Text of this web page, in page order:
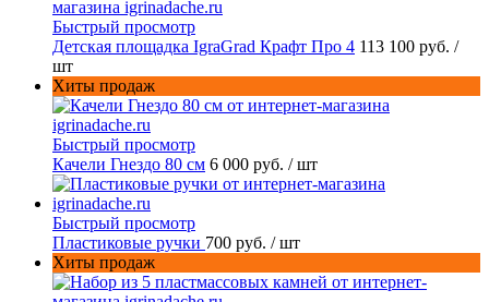
Быстрый просмотр
Детская площадка IgraGrad Крафт Про 4 113 100 руб. /
шт
Хиты продаж
Быстрый просмотр
Качели Гнездо 80 см 6 000 руб. / шт
Быстрый просмотр
Пластиковые ручки 700 руб. / шт
Хиты продаж